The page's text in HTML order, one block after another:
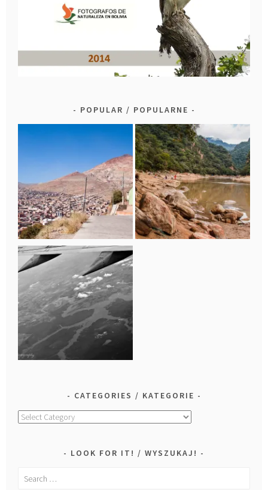
POPULAR / POPULARNE
CATEGORIES / KATEGORIE
Categories
LOOK FOR IT! / WYSZUKAJ!
Search